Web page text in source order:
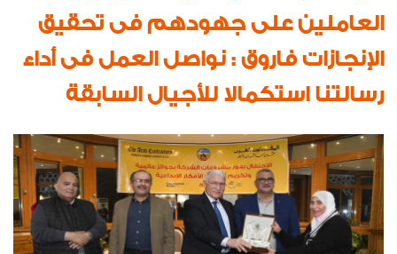
اخبار متنوعة
اخبار من هنا وهناك
خواطر إيمانية
الواحة
صور من العدد
العاملين على جهودهم فى تحقيق
الإنجازات فاروق : نواصل العمل فى أداء
رسالتنا استكمالا للأجيال السابقة